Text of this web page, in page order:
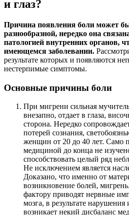
и глаз?
Причина появления боли может
разнообразной, нередко она
патологией внутренних органов,
имеющемся заболевании.
результате которых и появляются
нестерпимые симптомы.
Основные причины боли
При мигрени сильная
внезапно, отдает в глаза,
сторона. Нередко
потерей сознания,
женщин от 20 до 40 лет. Само
медициной до конца не
способствовать целый ряд
Не исключением является
Доказано, что именно от
возникновение болей,
фактору приводят нервные
мозга, в результате нарушения
возникает некий дисбаланс